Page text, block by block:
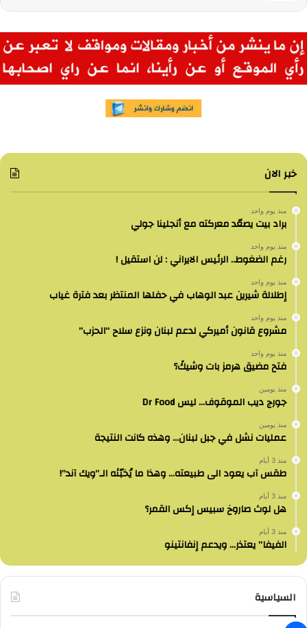
خبر الان
منذ يوم واحد
براد بيت يصعّد معركته مع أنجلينا جولي
منذ يوم واحد
رغم الضغوط.. الرئيس الايراني : لن استقيل !
منذ يوم واحد
إطلالة شيرين عبد الوهاب في حفلها المنتظر بعد فترة غياب
منذ يوم واحد
مشروع قانون أميركي لدعم لبنان ونزع سلاح “الحزب”
منذ يوم واحد
فتح مضيق هرمز بات وشيكً؟
منذ يومين
جورج ديب الموقوف… ليس Dr Food
منذ يومين
عمليات نشل في جبل لبنان… وهذه كانت النتيجة
منذ 3 أيام
طقس آب يعود الى طبيعته… وهذا ما يُخبّئه الـ”ويك آند”!
منذ 3 أيام
هل لوث صاروخ سبيس إكس القمر؟
منذ 3 أيام
الفيفا” يعتذر… ويدعم إنفانتينو
السياسية